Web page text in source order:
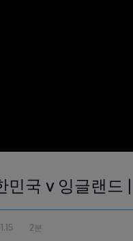
민국 v 잉글랜드
2분